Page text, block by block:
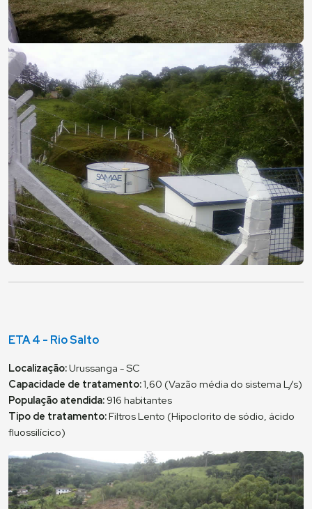
ETA 4 - Rio Salto
Localização:Urussanga - SC
Capacidade de tratamento:1,60 (Vazão média do sistema L/s)
População atendida: 916 habitantes
Tipo de tratamento:Filtros Lento (Hipoclorito de sódio, ácido
fluossilícico)